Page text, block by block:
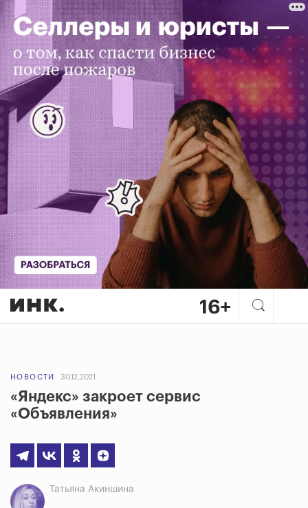
НОВОСТИ 30.12.2021
«Яндекс» закроет сервис
«Объявления»
Татьяна Акиншина